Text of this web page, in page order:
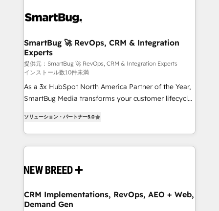
ISO9001:2015 取得 ✓ 400社以上の導入実績 ✓
HubSpot大百科 出版 CRM・AI活用に関するご相談、現
状整理の壁打ちなど、構想段階からお気軽にお問い合わ
せください。
stalling growth. Fix your ICP, Math, and Story to stop
Scalable Architecture: Zero-technical-debt setup
across all Hubs, validated by our 7 HubSpot
Accreditations. AI-Powered RevOps: Breeze AI,
custom AI agents, and high-integrity migrations for
total reporting clarity. Security & Compliance: SOC 2
Type I and HIPAA attested for enterprise-grade data
SmartBug 🚀 RevOps, CRM & Integration
Experts
提供元：SmartBug 🚀 RevOps, CRM & Integration Experts
インストール数10件未満
As a 3x HubSpot North America Partner of the Year,
SmartBug Media transforms your customer lifecycle
includes specialized divisions Globalia (AI &
Software) and Point Success Media (Paid Media),
making this the official home for all three brands. 🔄
and system integrations powered by Globalia’s
trainers to drive platform adoption. 📈 Revenue
Generation - Full-funnel marketing and high-
ソリューション・パートナー5.0
CRM Implementations, RevOps, AEO + Web,
Demand Gen